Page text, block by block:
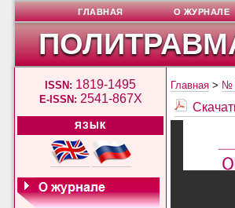
ПОЛИТРАВМА
ISSN: 1819-1495
E-ISSN: 2541-867X
ЯЗЫК
ГЛАВНАЯ О ЖУРНАЛЕ
Главная > №